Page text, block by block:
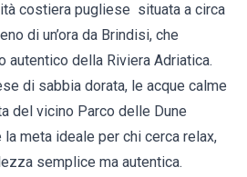
costiera pugliese situata a circa
di un’ora da Brindisi, che
autentico della Riviera Adriatica.
di sabbia dorata, le acque calme
del vicino Parco delle Dune
la meta ideale per chi cerca relax,
semplice ma autentica.